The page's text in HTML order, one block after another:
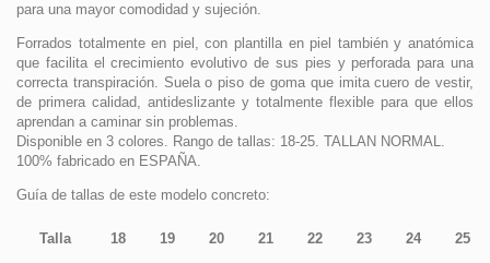
para una mayor comodidad y sujeción.
Forrados totalmente en piel, con plantilla en piel también y anatómica
que facilita el crecimiento evolutivo de sus pies y perforada para una
correcta transpiración. Suela o piso de goma que imita cuero de vestir,
de primera calidad, antideslizante y totalmente flexible para que ellos
aprendan a caminar sin problemas.
Disponible en 3 colores. Rango de tallas: 18-25. TALLAN NORMAL.
100% fabricado en ESPAÑA.
Guía de tallas de este modelo concreto:
Talla 18 19 20 21 22 23 24 25